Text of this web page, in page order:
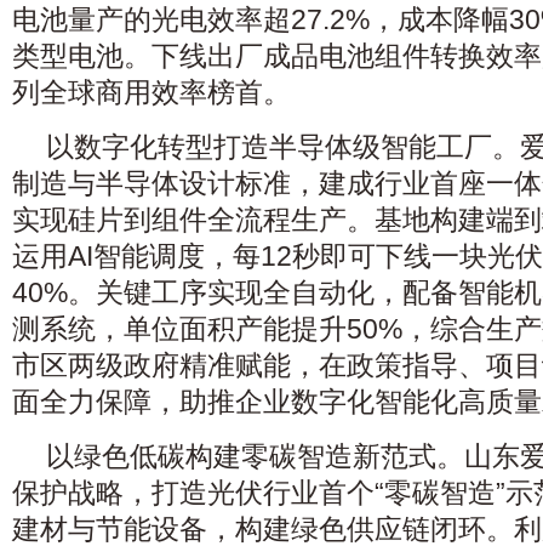
电池量产的光电效率超27.2%‌，成本降幅
类型电池。下线出厂成品电池组件转换效
列全球商用效率榜首。
以数字化转型打造半导体级智能工厂。‌
制造与半导体设计标准，建成行业首座一
实现硅片到组件全流程生产。基地构建端
运用AI智能调度，每12秒即可下线一块光
40%。关键工序实现全自动化，配备智能
测系统，单位面积产能提升50%，综合生
市区两级政府精准赋能，在政策指导、项
面全力保障，助推企业数字化智能化高质
以绿色低碳构建零碳智造新范式‌。山东
保护战略，打造光伏行业首个“零碳智造”
建材与节能设备，构建绿色供应链闭环。